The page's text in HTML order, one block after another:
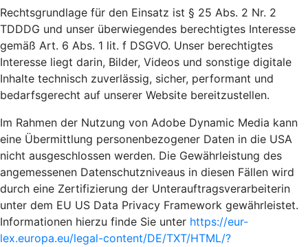
Rechtsgrundlage für den Einsatz ist § 25 Abs. 2 Nr. 2
TDDDG und unser überwiegendes berechtigtes Interesse
gemäß Art. 6 Abs. 1 lit. f DSGVO. Unser berechtigtes
Interesse liegt darin, Bilder, Videos und sonstige digitale
Inhalte technisch zuverlässig, sicher, performant und
bedarfsgerecht auf unserer Website bereitzustellen.
Im Rahmen der Nutzung von Adobe Dynamic Media kann
eine Übermittlung personenbezogener Daten in die USA
nicht ausgeschlossen werden. Die Gewährleistung des
angemessenen Datenschutzniveaus in diesen Fällen wird
durch eine Zertifizierung der Unterauftragsverarbeiterin
unter dem EU US Data Privacy Framework gewährleistet.
Informationen hierzu finde Sie unter https://eur-
lex.europa.eu/legal-content/DE/TXT/HTML/?